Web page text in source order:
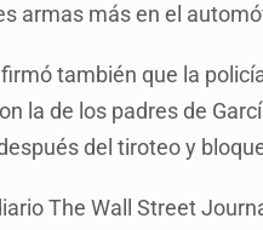
armas más en el
también que la
la de los padres de
del tiroteo y
The Wall Street